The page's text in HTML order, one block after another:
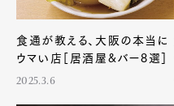
食通が教える、大阪の本当に
ウマい店［居酒屋&バー8選］
2025.3.6